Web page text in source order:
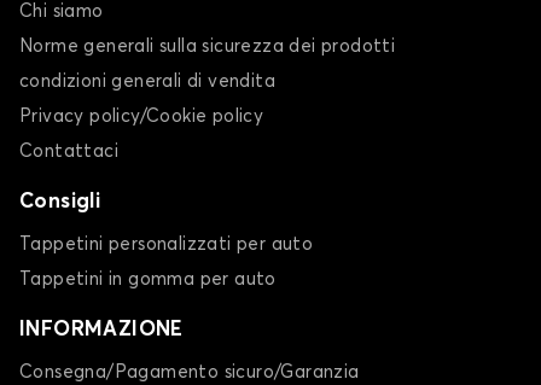
Chi siamo
Norme generali sulla sicurezza dei prodotti
condizioni generali di vendita
Privacy policy/Cookie policy
Contattaci
Consigli
Tappetini personalizzati per auto
Tappetini in gomma per auto
INFORMAZIONE
Consegna/Pagamento sicuro/Garanzia